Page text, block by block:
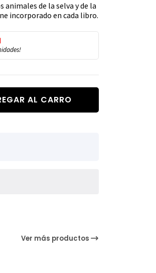
animales de la selva y de la
incorporado en cada libro.
AL CARRO
Ver más productos